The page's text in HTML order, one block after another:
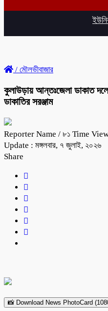
/ মৌলভীবাজার
কুলাউড়ায় আন্তঃজেলা ডাকাত
ডাকাতির সরঞ্জাম
Reporter Name / ৮১ Time
Update : মঙ্গলবার, ৭ জুলাই, ২০২৬
Share
📸 Download News PhotoCard